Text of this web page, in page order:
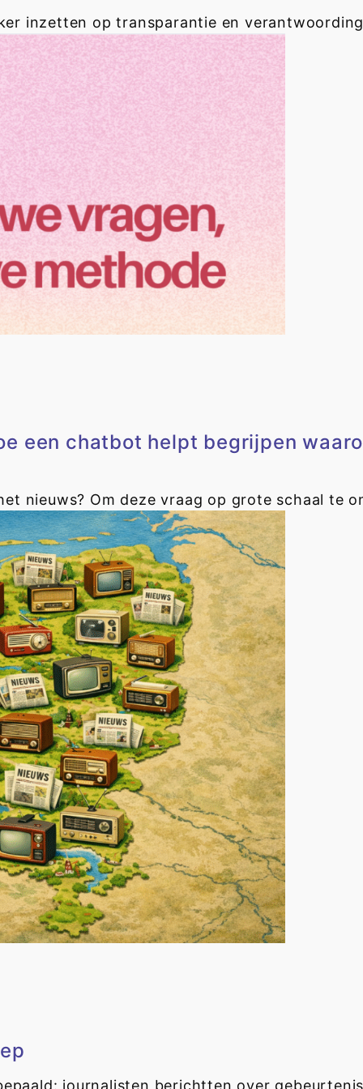
inzetten op transparantie en
een chatbot helpt begrijpen
nieuws? Om deze vraag op grote schaal te
journalisten berichtten over